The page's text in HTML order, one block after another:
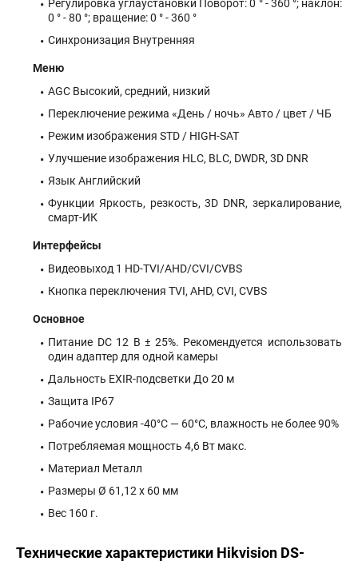
Регулировка углаустановки Поворот: 0 ° - 360 °; наклон:
0 ° - 80 °; вращение: 0 ° - 360 °
Синхронизация Внутренняя
Меню
AGC Высокий, средний, низкий
Переключение режима «День / ночь» Авто / цвет / ЧБ
Режим изображения STD / HIGH-SAT
Улучшение изображения HLC, BLC, DWDR, 3D DNR
Язык Английский
Функции Яркость, резкость, 3D DNR, зеркалирование,
смарт-ИК
Интерфейсы
Видеовыход 1 HD-TVI/AHD/CVI/CVBS
Кнопка переключения TVI, AHD, CVI, CVBS
Основное
Питание DC 12 В ± 25%. Рекомендуется использовать
один адаптер для одной камеры
Дальность EXIR-подсветки До 20 м
Защита IP67
Рабочие условия -40°С — 60°С, влажность не более 90%
Потребляемая мощность 4,6 Вт макс.
Материал Металл
Размеры Ø 61,12 х 60 мм
Вес 160 г.
Технические характеристики Hikvision DS-